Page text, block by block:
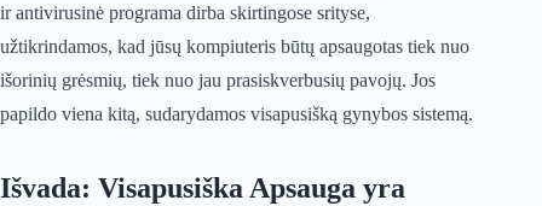
ir antivirusinė programa dirba skirtingose srityse,
užtikrindamos, kad jūsų kompiuteris būtų apsaugotas tiek nuo
išorinių grėsmių, tiek nuo jau prasiskverbusių pavojų. Jos
papildo viena kitą, sudarydamos visapusišką gynybos sistemą.
Išvada: Visapusiška Apsauga yra